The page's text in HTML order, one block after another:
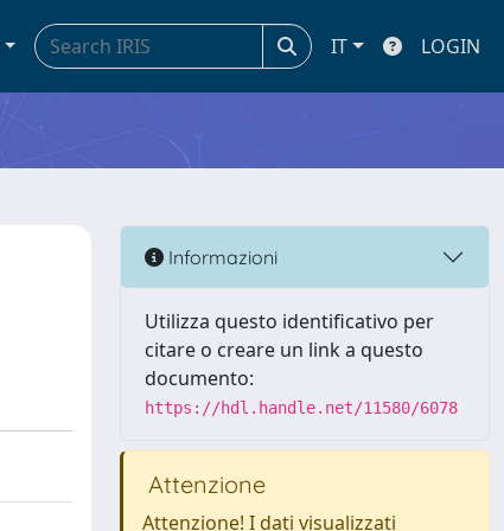
IT LOGIN
Informazioni
Utilizza questo identificativo per
citare o creare un link a questo
documento:
https://hdl.handle.net/11580/6078
Attenzione
Attenzione! I dati visualizzati